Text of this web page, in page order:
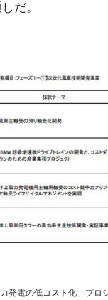
だ。
力発電の低コスト化」プ